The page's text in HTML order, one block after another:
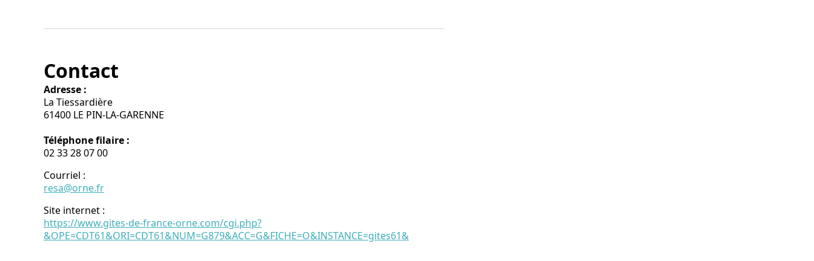
Contact
Adresse :
La Tiessardière
61400 LE PIN-LA-GARENNE
Téléphone filaire :
02 33 28 07 00
Courriel :
resa@orne.fr
Site internet :
https://www.gites-de-france-orne.com/cgi.php?
&OPE=CDT61&ORI=CDT61&NUM=G879&ACC=G&FICHE=O&INSTANCE=gites61&